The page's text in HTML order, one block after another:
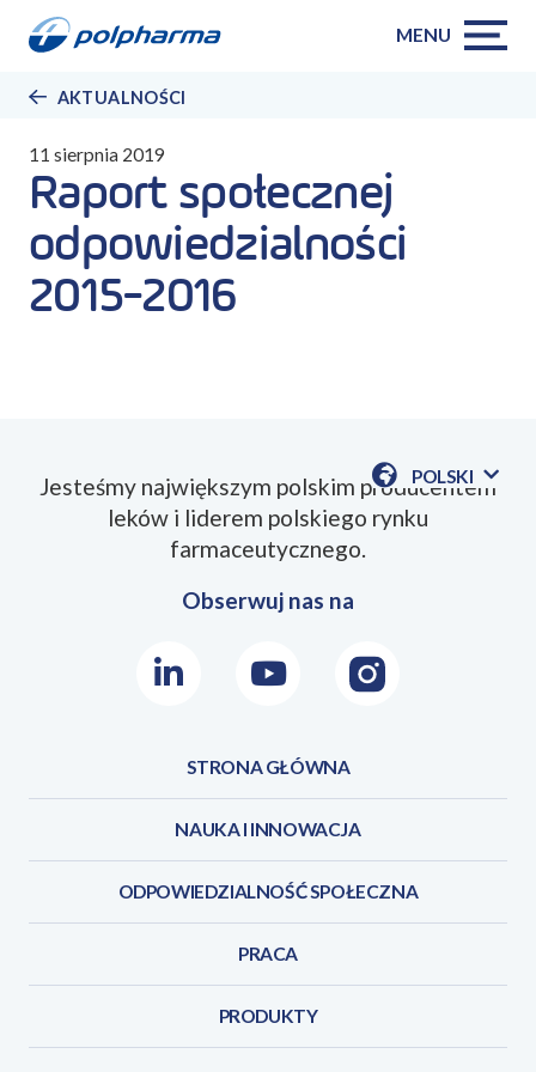
MENU
AKTUALNOŚCI
11 sierpnia 2019
Raport społecznej
odpowiedzialności
2015-2016
POLSKI
POKAŻ
Jesteśmy największym polskim producentem
leków i liderem polskiego rynku
farmaceutycznego.
Obserwuj nas na
LinkedInYoutubeInstagram
STRONA GŁÓWNA
NAUKA I INNOWACJA
ODPOWIEDZIALNOŚĆ SPOŁECZNA
PRACA
PRODUKTY